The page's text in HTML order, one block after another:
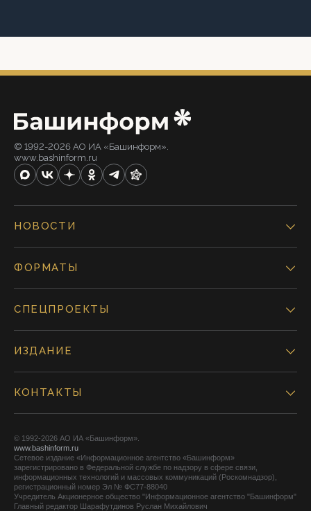
© 1992-2026 АО ИА «Башинформ».
www.bashinform.ru
НОВОСТИ
ФОРМАТЫ
СПЕЦПРОЕКТЫ
ИЗДАНИЕ
КОНТАКТЫ
© 1992-2026 АО ИА «Башинформ».
www.bashinform.ru
Сетевое издание «Информационное агентство «Башинформ»
зарегистрировано в Федеральной службе по надзору в сфере связи,
информационных технологий и массовых коммуникаций (Роскомнадзор),
регистрационный номер Эл № ФС77-88040
Учредитель Акционерное общество "Информационное агентство "Башинформ"
Главный редактор Шарафутдинов Руслан Михайлович